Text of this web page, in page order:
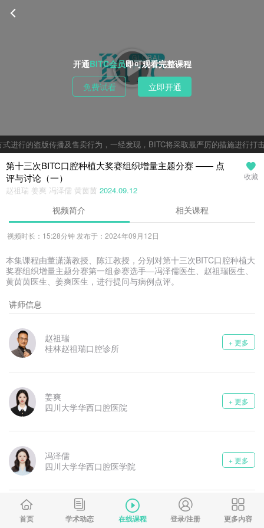
开通BITC会员即可观看完整课程
免费试看
立即开通
的盗版传播及售卖行为，一经发现，BITC将采取最严厉的措施进行打
第十三次BITC口腔种植大奖赛组织增量主题分赛 —— 点
评与讨论（一）
赵祖瑞 姜爽 冯泽儒 黄茵茵 2024.09.12
收藏
视频简介 相关课程
视频时长：15:28分钟 发布于：2024年09月12日
本集课程由董潇潇教授、陈江教授，分别对第十三次BITC口腔种植大
奖赛组织增量主题分赛第一组参赛选手—冯泽儒医生、赵祖瑞医生、
黄茵茵医生、姜爽医生，进行提问与病例点评。
讲师信息
赵祖瑞
桂林赵祖瑞口腔诊所
+ 更多
姜爽
四川大学华西口腔医院
+ 更多
冯泽儒
四川大学华西口腔医学院
+ 更多
黄茵茵
广州医科大学附属口腔医院
+ 更多
首页 学术动态 在线课程 登录/注册 更多内容